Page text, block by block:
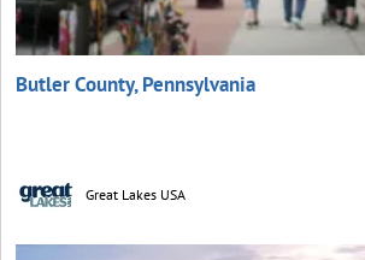
Butler County, Pennsylvania
Great Lakes USA